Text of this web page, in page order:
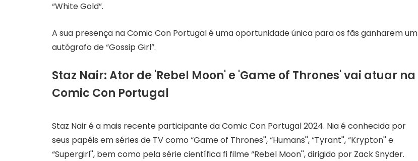
“White Gold”.
A sua presença na Comic Con Portugal é uma oportunidade única para os fãs ganharem um
autógrafo de “Gossip Girl”.
Staz Nair: Ator de 'Rebel Moon' e 'Game of Thrones' vai atuar na
Comic Con Portugal
Staz Nair é a mais recente participante da Comic Con Portugal 2024. Nia é conhecida por
seus papéis em séries de TV como “Game of Thrones'', “Humans'', “Tyrant'', “Krypton'' e
“Supergirl'', bem como pela série científica fi filme “Rebel Moon'', dirigido por Zack Snyder.